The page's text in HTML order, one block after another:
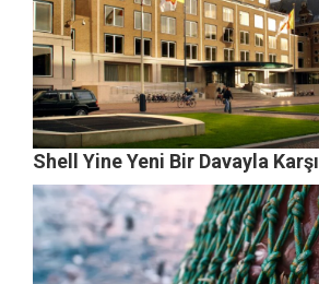
Shell Yine Yeni Bir Davayla